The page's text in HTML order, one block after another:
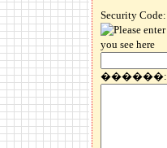
Security Code:
������: